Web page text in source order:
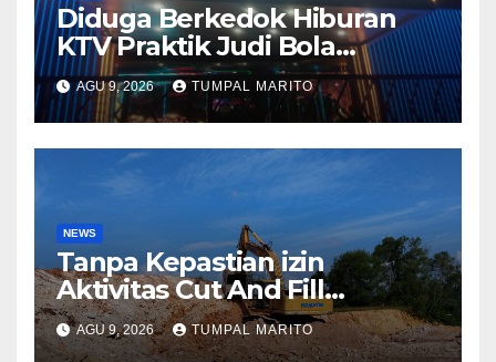
Diduga Berkedok Hiburan
KTV Praktik Judi Bola
Pimpong Beroperasi
Terbuka Disungai Panas
Kapolda Tutup mata Tempat
Hiburan DiBatam
AGU 9, 2026 TUMPAL MARITO
NEWS
Tanpa Kepastian izin
Aktivitas Cut And Fill
Sekupang Ganggu warga
dan Pengguna jalan
AGU 9, 2026 TUMPAL MARITO